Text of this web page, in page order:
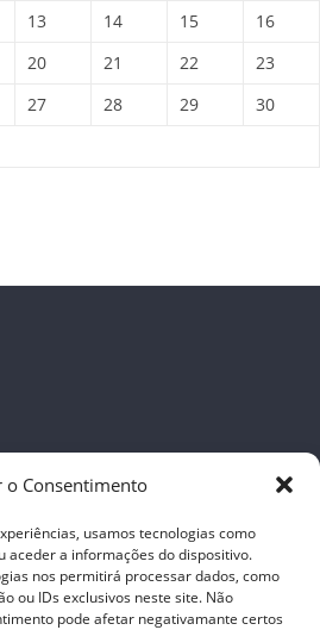
o Consentimento
usamos tecnologias como
aceder a informações do dispositivo.
nos permitirá processar dados, como
ou IDs exclusivos neste site. Não
pode afetar negativamante certos
13 14 15
16
20 21 22
23
27 28 29
30